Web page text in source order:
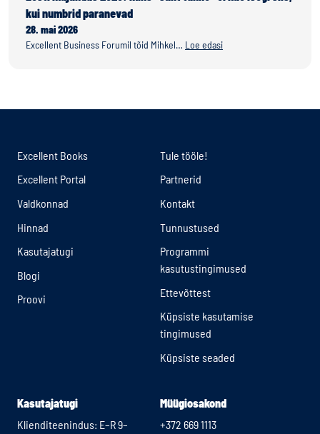
kui numbrid paranevad
28. mai 2026
Excellent Business Forumil tõid Mihkel… Loe edasi
Excellent Books
Excellent Portal
Valdkonnad
Hinnad
Kasutajatugi
Blogi
Proovi
Tule tööle!
Partnerid
Kontakt
Tunnustused
Programmi
kasutustingimused
Ettevõttest
Küpsiste kasutamise
tingimused
Küpsiste seaded
Kasutajatugi
Klienditeenindus: E–R 9–
Müügiosakond
+372 669 1113